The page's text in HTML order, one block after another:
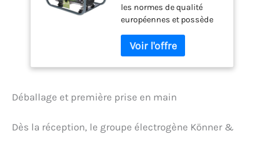
manuel, régulateur
de tension
automatique (AVR),
voltmètre, 2x16A
(230V), sortie 12V,
alternateur en
les normes de qualité
européennes et possède
individuel, ce qui nous
permet de contrôler la
qualité de la production et
2800A a un alternateur
le déplacement le
Déballage et première prise en main
Dès la réception, le groupe électrogène Könner &